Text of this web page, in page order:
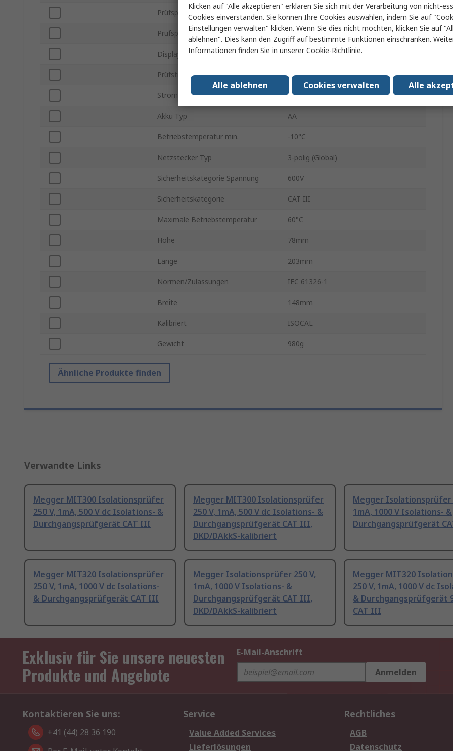
Prüfspannung max. 500V dc
Prüfspannung min. 250V
Displaytyp LCD
Prüfstrom 1mA
Stromversorgung Batterie
Akku Typ AA
Betriebstemperatur min. -10°C
Netzstecker Typ 3-polig (Global)
Sicherheitskategorie Spannung 600V
Sicherheitskategorie CAT III
Maximale Betriebstemperatur 60°C
Höhe 78mm
Länge 203mm
Normen/Zulassungen IEC 61326-1
Breite 148mm
Kalibriert ISOCAL
Gewicht 980g
Ähnliche Produkte finden
Verwandte Links
Megger MIT300 Isolationsprüfer
250 V, 1mA, 500 V dc Isolations- &
Durchgangsprüfgerät CAT III
Megger MIT300 Isolationsprüfer
250 V, 1mA, 500 V dc Isolations- &
Durchgangsprüfgerät CAT III,
DKD/DAkkS-kalibriert
Megger Isolationsprüfer
1mA, 1000 V Isolations- &
Durchgangsprüfgerät
Megger MIT320 Isolationsprüfer
250 V, 1mA, 1000 V dc Isolations-
& Durchgangsprüfgerät CAT III
Megger Isolationsprüfer 250 V,
1mA, 1000 V Isolations- &
Durchgangsprüfgerät CAT III,
DKD/DAkkS-kalibriert
Megger MIT320
250 V, 1mA, 1000 V dc
& Durchgangsprüfgerät
CAT III
Exklusiv für Sie unsere neuesten
Produkte und Angebote
E-Mail-Anschrift
Anmelden
Kontaktieren Sie uns:
+41 (44) 28 36 190
Service
Value Added Services
Lieferlösungen
Rechtliches
AGB
Datenschutz
Klicken auf "Alle akzeptieren" erklären Sie sich mit der Verarbeitung von nicht-
Cookies einverstanden. Sie können Ihre Cookies auswählen, indem Sie auf
Einstellungen verwalten" klicken. Wenn Sie dies nicht möchten, klicken Sie auf
ablehnen". Dies kann den Zugriff auf bestimmte Funktionen einschränken.
Informationen finden Sie in unsererCookie-Richtlinie.
Alle
Cookies verwalten
Alle ablehnen